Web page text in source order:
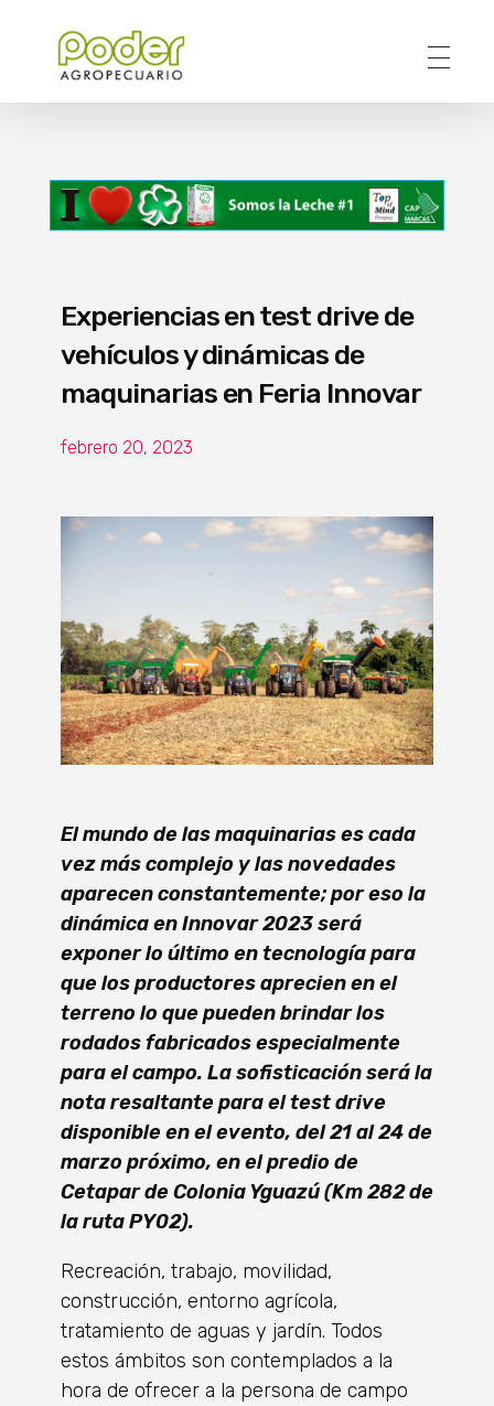
Experiencias en test drive de
vehículos y dinámicas de
maquinarias en Feria Innovar
febrero 20, 2023
El mundo de las maquinarias es cada
vez más complejo y las novedades
aparecen constantemente; por eso la
dinámica en Innovar 2023 será
exponer lo último en tecnología para
que los productores aprecien en el
terreno lo que pueden brindar los
rodados fabricados especialmente
para el campo. La sofisticación será la
nota resaltante para el test drive
disponible en el evento, del 21 al 24 de
marzo próximo, en el predio de
Cetapar de Colonia Yguazú (Km 282 de
la ruta PY02).
Recreación, trabajo, movilidad,
construcción, entorno agrícola,
tratamiento de aguas y jardín. Todos
estos ámbitos son contemplados a la
hora de ofrecer a la persona de campo